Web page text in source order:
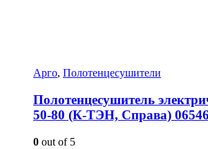
Арго, Полотенцесушители
Полотенцесушитель
50-80 (К-ТЭН, Справа) 06546
0 out of 5